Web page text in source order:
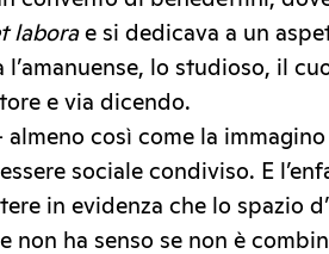
laborae si dedicava a un
l’amanuense, lo studioso, il
e via dicendo.
così come la
sociale condiviso. E
in evidenza che lo spazio
non ha senso se non è